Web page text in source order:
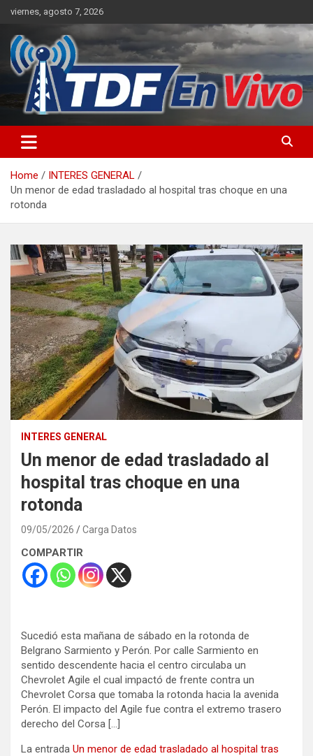
Skip
content
viernes, agosto 7, 2026
Home
INTERES GENERAL
Un menor de edad trasladado al hospital tras choque en una
rotonda
INTERES GENERAL
Un menor de edad trasladado al
hospital tras choque en una
rotonda
09/05/2026 Carga Datos
COMPARTIR
Sucedió esta mañana de sábado en la rotonda de
Belgrano Sarmiento y Perón. Por calle Sarmiento en
sentido descendente hacia el centro circulaba un
Chevrolet Agile el cual impactó de frente contra un
Chevrolet Corsa que tomaba la rotonda hacia la avenida
Perón. El impacto del Agile fue contra el extremo trasero
derecho del Corsa […]
La entrada Un menor de edad trasladado al hospital tras